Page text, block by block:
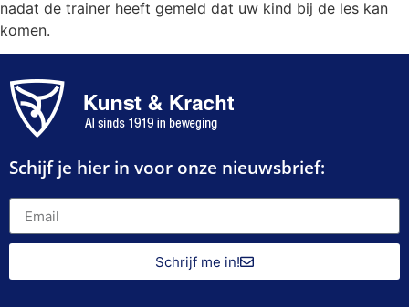
nadat de trainer heeft gemeld dat uw kind bij de les kan
komen.
Schijf je hier in voor onze nieuwsbrief:
Schrijf me in!